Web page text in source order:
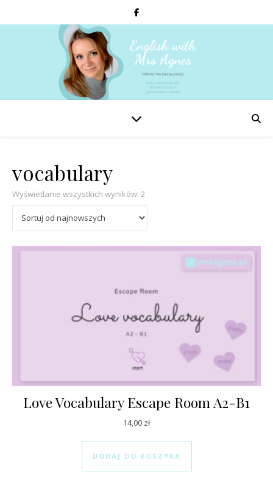
vocabulary
Wyświetlanie wszystkich wyników: 2
Love Vocabulary Escape Room A2-B1
14,00 zł
DODAJ DO KOSZYKA